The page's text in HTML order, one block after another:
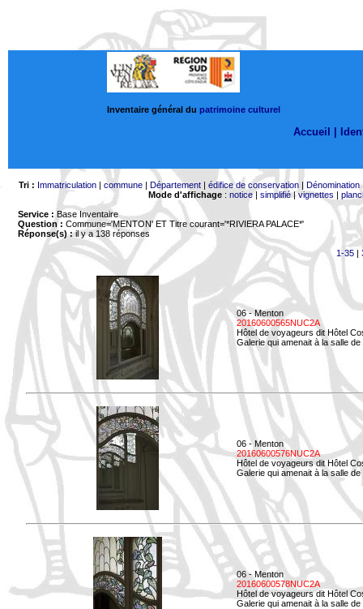
Inventaire général du patrimoine culturel
Accueil |
Tri : Immatriculation| commune| Département| édifice de conservation| Dénomination
Mode d'affichage: notice| simplifié|vignettes |
Service : Base Inventaire
Question : Commune='MENTON' ET Titre courant='*RIVIERA PALACE*'
Réponse(s) :il y a 138 réponses
1-35|
06 - Menton
20160600565NUC2A
Hôtel de voyageurs dit Hôtel
Galerie qui amenait à la salle
06 - Menton
20160600576NUC2A
Hôtel de voyageurs dit Hôtel
Galerie qui amenait à la salle
06 - Menton
20160600578NUC2A
Hôtel de voyageurs dit Hôtel
Galerie qui amenait à la salle